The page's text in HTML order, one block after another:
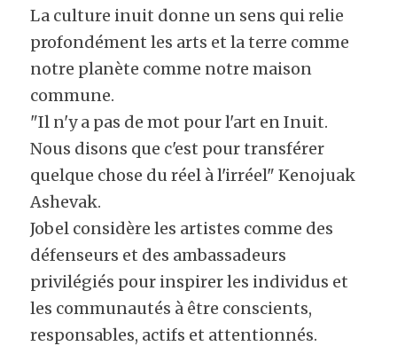
La culture inuit donne un sens qui relie
profondément les arts et la terre comme
notre planète comme notre maison
commune.
"Il n'y a pas de mot pour l'art en Inuit.
Nous disons que c'est pour transférer
quelque chose du réel à l'irréel" Kenojuak
Ashevak.
Jobel considère les artistes comme des
défenseurs et des ambassadeurs
privilégiés pour inspirer les individus et
les communautés à être conscients,
responsables, actifs et attentionnés.